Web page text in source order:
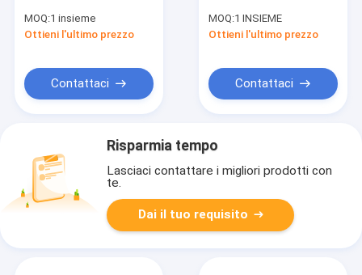
per il sistema di
condizionamento
MOQ:1 insieme
Ottieni l'ultimo prezzo
Contattaci
dell'acqua ha celato
il ventilconvettore
MOQ:1 INSIEME
Ottieni l'ultimo prezzo
Contattaci
Risparmia tempo
Lasciaci contattare i migliori prodotti con
te.
Dai il tuo requisito